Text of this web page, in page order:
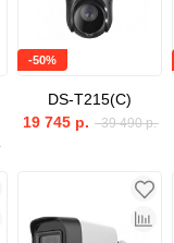
-50%
DS-T215(C)
39 490 р.
19 745 р.